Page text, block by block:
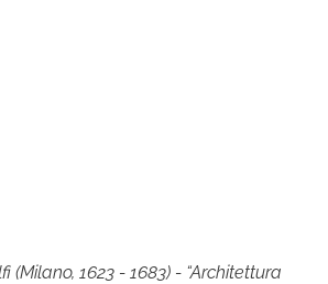
(Milano, 1623 - 1683) - “Architettura